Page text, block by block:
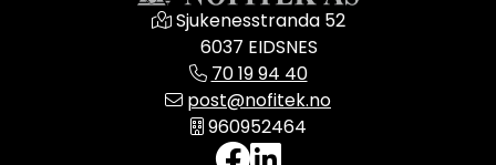
Sjukenesstranda 52
6037 EIDSNES
70 19 94 40
post@nofitek.no
960952464